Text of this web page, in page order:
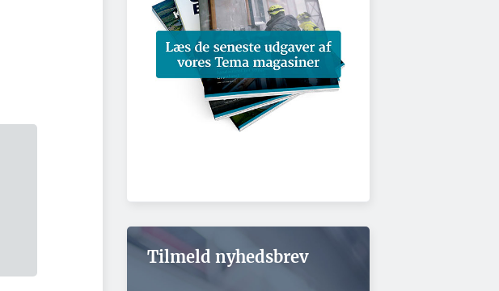
Tilmeld nyhedsbrev